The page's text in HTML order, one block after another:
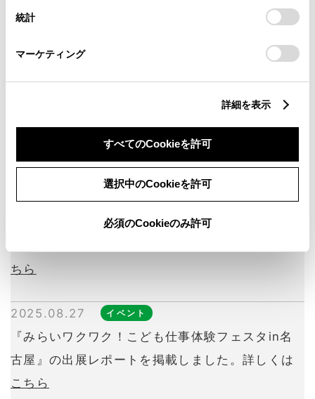
設定の変更、同意を撤回したりするにあたっては、当社の
「Cookie（クッキー）情報の取り扱いについて
」をご覧くだ
統計
マーケティング
詳細を表示
すべてのCookieを許可
選択中のCookieを許可
必須のCookieのみ許可
『サステナソシオプロジェクト/グランパスカーボ
ンニュートラルアクション with TOYOTA』の出
2025.08.27 イベント
『練馬区立関町リサイクルセンター 環境月間イベ
ちら
2025.08.27 イベント
『みらいワクワク！こども仕事体験フェスタin名
古屋』の出展レポートを掲載しました。詳しくは
こちら